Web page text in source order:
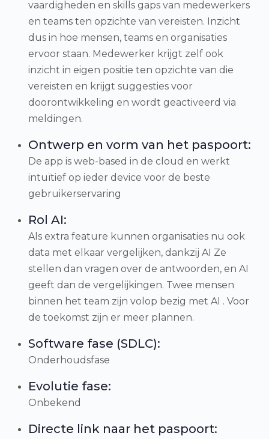
vaardigheden en skills gaps van medewerkers
en teams ten opzichte van vereisten. Inzicht
dus in hoe mensen, teams en organisaties
ervoor staan. Medewerker krijgt zelf ook
inzicht in eigen positie ten opzichte van die
vereisten en krijgt suggesties voor
doorontwikkeling en wordt geactiveerd via
meldingen.
Ontwerp en vorm van het paspoort:
De app is web-based in de cloud en werkt
intuïtief op ieder device voor de beste
gebruikerservaring
Rol AI:
Als extra feature kunnen organisaties nu ook
data met elkaar vergelijken, dankzij AI Ze
stellen dan vragen over de antwoorden, en AI
geeft dan de vergelijkingen. Twee mensen
binnen het team zijn volop bezig met AI . Voor
de toekomst zijn er meer plannen.
Software fase (SDLC):
Onderhoudsfase
Evolutie fase:
Onbekend
Directe link naar het paspoort: